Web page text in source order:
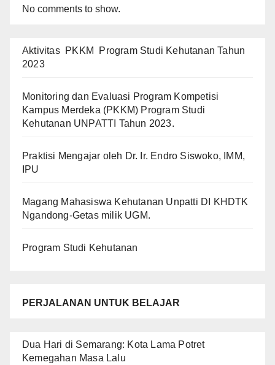
No comments to show.
Aktivitas PKKM Program Studi Kehutanan Tahun
2023
Monitoring dan Evaluasi Program Kompetisi
Kampus Merdeka (PKKM) Program Studi
Kehutanan UNPATTI Tahun 2023.
Praktisi Mengajar oleh Dr. Ir. Endro Siswoko, IMM,
IPU
Magang Mahasiswa Kehutanan Unpatti DI KHDTK
Ngandong-Getas milik UGM.
Program Studi Kehutanan
PERJALANAN UNTUK BELAJAR
Dua Hari di Semarang: Kota Lama Potret
Kemegahan Masa Lalu